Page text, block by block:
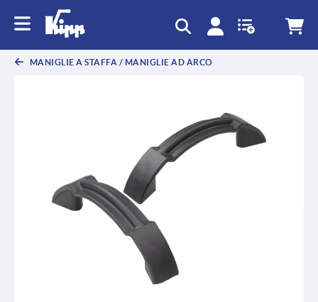
MANIGLIE A STAFFA / MANIGLIE AD ARCO